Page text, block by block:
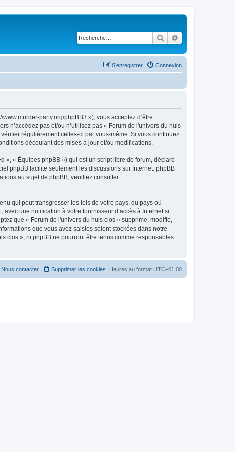
Rechercher
Connexion
S’enregistrer
party.org/phpBB3 »), vous acceptez d’être
n’accédez pas et/ou n’utilisez pas « Forum de l'univers du huis
régulièrement celles-ci par vous-même. Si vous continuez
découlant des mises à jour et/ou modifications.
», « Équipes phpBB ») qui est un script libre de forum, déclaré
phpBB facilite seulement les discussions sur Internet. phpBB
au sujet de phpBB, veuillez consulter :
qui peut transgresser les lois de votre pays, du pays où
une notification à votre fournisseur d’accès à Internet si
que « Forum de l'univers du huis clos » supprime, modifie,
que vous avez saisies soient stockées dans notre
clos », ni phpBB ne pourront être tenus comme responsables
Heures au format UTC+01:00
Supprimer les cookies
Nous contacter